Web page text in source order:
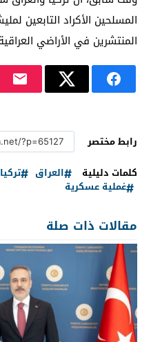
المسلحين الأكراد التابعين
المنتشرين في الأراضي
رابط مختصر
كلمات دليلية
العراق تركيا
غملية عسكرية
مقالات ذات صلة